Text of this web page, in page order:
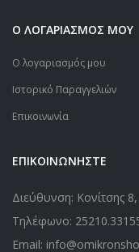
Ο ΛΟΓΑΡΙΑΣΜΟΣ ΜΟΥ
Ο λογαριασμός μου
Ιστορικό Παραγγελιών
Επικοινωνία
ΕΠΙΚΟΙΝΩΝΗΣΤΕ
Διεύθυνση: Κονίτσης
Τηλέφωνο:
Email: